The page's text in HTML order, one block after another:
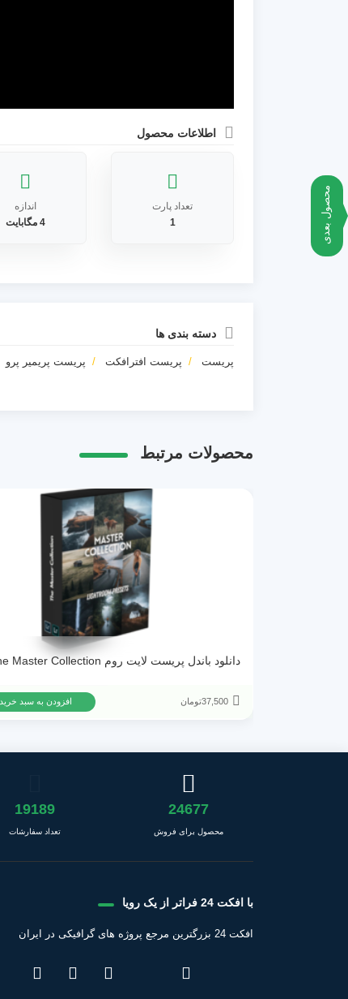
محصول بعدی
اطلاعات محصول
تعداد پارت
1
اندازه
4 مگابایت
دسته بندی ها
پریست پریست افترافکت پریست پریمیر پرو
محصولات مرتبط
37,500تومان افزودن به سبد خرید
24677
محصول برای فروش
19189
تعداد سفارشات
با افکت 24 فراتر از یک رویا
افکت 24 بزرگترین مرجع پروژه های گرافیکی در ایران